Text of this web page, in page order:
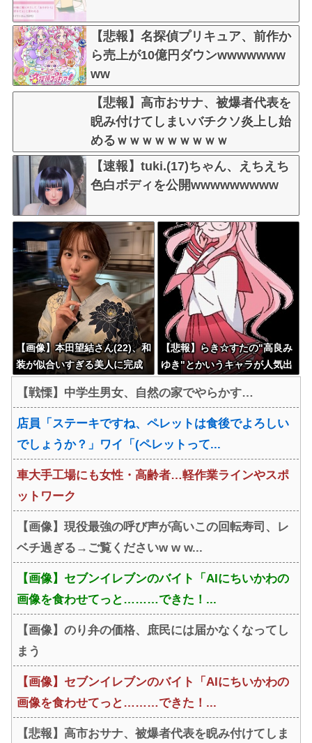
【悲報】名探偵プリキュア、前作か
ら売上が10億円ダウンwwwwwww
ww
【悲報】高市おサナ、被爆者代表を
睨み付けてしまいバチクソ炎上し始
めるｗｗｗｗｗｗｗｗｗ
【速報】tuki.(17)ちゃん、えちえち
色白ボディを公開wwwwwwwww
【画像】本田望結さん(22)、和
装が似合いすぎる美人に完成
【悲報】らき☆すたの"高良み
ゆき"とかいうキャラが人気出
ガチで謎wwwwwwwwwwww
【戦慄】中学生男女、自然の家でやらかす…
店員「ステーキですね、ペレットは食後でよろしい
でしょうか？」ワイ「(ペレットって...
車大手工場にも女性・高齢者…軽作業ラインやスポ
ットワーク
【画像】現役最強の呼び声が高いこの回転寿司、レ
ベチ過ぎる→ご覧くださいw w w...
【画像】セブンイレブンのバイト「AIにちいかわの
画像を食わせてっと………できた！...
【画像】のり弁の価格、庶民には届かなくなってし
まう
【画像】セブンイレブンのバイト「AIにちいかわの
画像を食わせてっと………できた！...
【悲報】高市おサナ、被爆者代表を睨み付けてしま